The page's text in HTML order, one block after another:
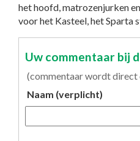
het hoofd, matrozenjurken
voor het Kasteel, het Sparta
Uw commentaar bij
(commentaar wordt direct
Naam (verplicht)